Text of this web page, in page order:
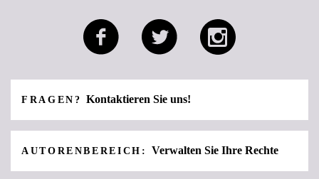
FRAGEN?Kontaktieren Sie uns!
AUTORENBEREICH: Verwalten Sie Ihre Rechte